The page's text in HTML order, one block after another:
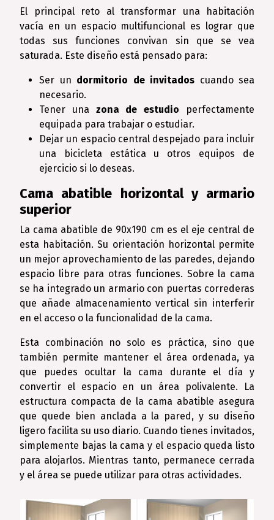
El principal reto al transformar una habitación
vacía en un espacio multifuncional es lograr que
todas sus funciones convivan sin que se vea
saturada. Este diseño está pensado para:
Ser un dormitorio de invitados cuando sea
necesario.
Tener una zona de estudio perfectamente
equipada para trabajar o estudiar.
Dejar un espacio central despejado para incluir
una bicicleta estática u otros equipos de
ejercicio si lo deseas.
Cama abatible horizontal y armario
superior
La cama abatible de 90x190 cm es el eje central de
esta habitación. Su orientación horizontal permite
un mejor aprovechamiento de las paredes, dejando
espacio libre para otras funciones. Sobre la cama
se ha integrado un armario con puertas correderas
que añade almacenamiento vertical sin interferir
en el acceso o la funcionalidad de la cama.
Esta combinación no solo es práctica, sino que
también permite mantener el área ordenada, ya
que puedes ocultar la cama durante el día y
convertir el espacio en un área polivalente. La
estructura compacta de la cama abatible asegura
que quede bien anclada a la pared, y su diseño
ligero facilita su uso diario. Cuando tienes invitados,
simplemente bajas la cama y el espacio queda listo
para alojarlos. Mientras tanto, permanece cerrada
y el área se puede utilizar para otras actividades.